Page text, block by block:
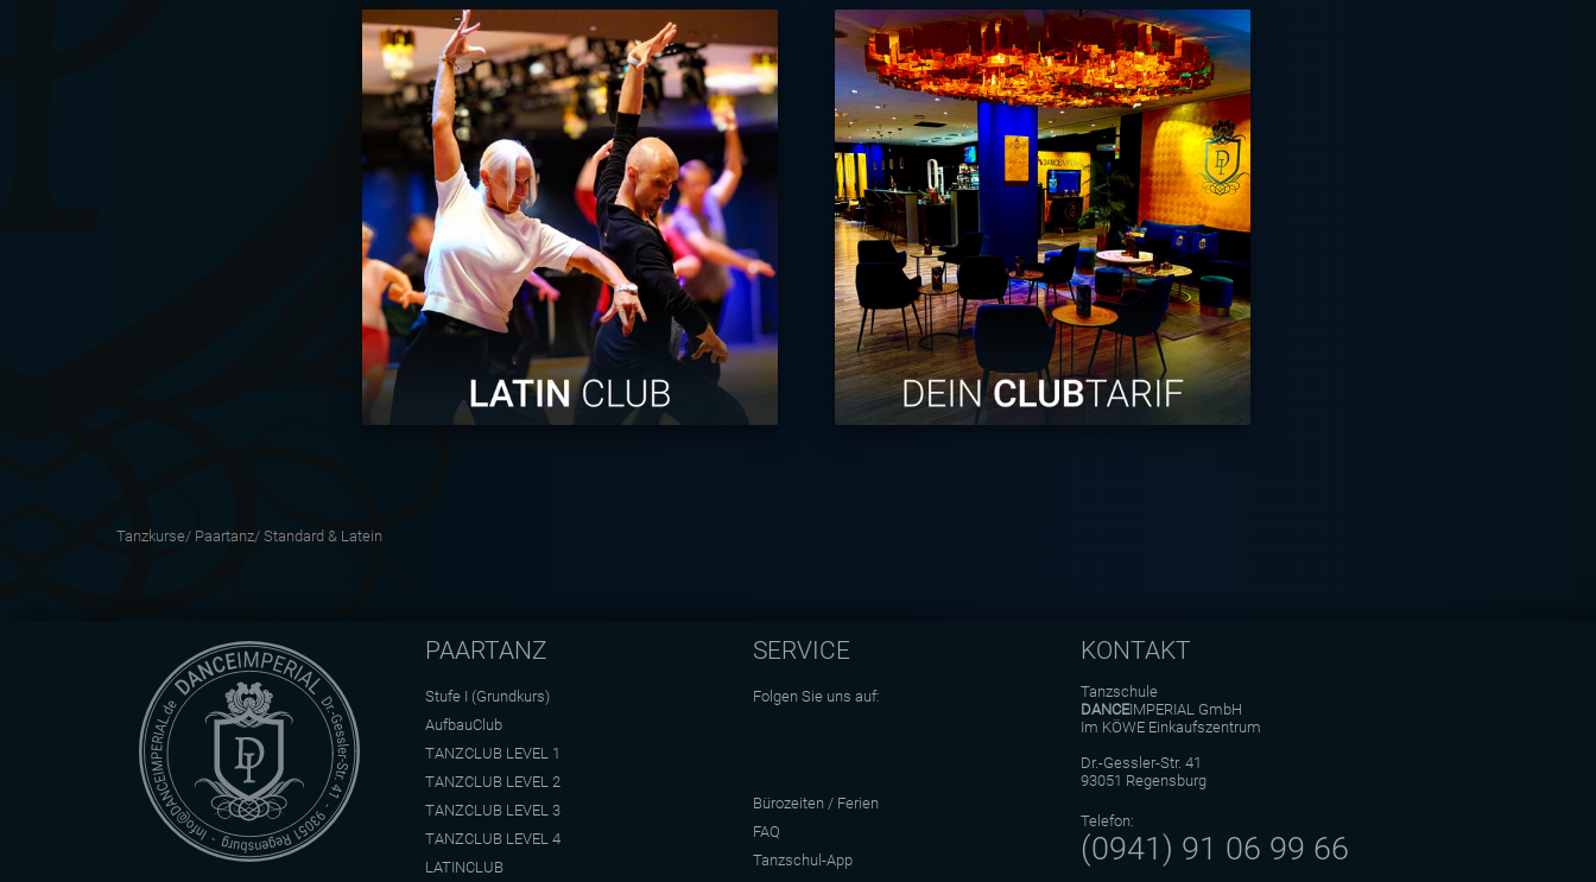
Tanzkurse/ Paartanz/ Standard & Latein
PAARTANZ
Stufe I (Grundkurs)
AufbauClub
TANZCLUB LEVEL 1
TANZCLUB LEVEL 2
TANZCLUB LEVEL 3
TANZCLUB LEVEL 4
LATINCLUB
SERVICE
Folgen Sie uns auf:
Bürozeiten / Ferien
FAQ
Tanzschul-App
KONTAKT
Tanzschule
DANCEIMPERIAL GmbH
Im KÖWE Einkaufszentrum
Dr.-Gessler-Str. 41
93051 Regensburg
Telefon:
(0941) 91 06 99 66